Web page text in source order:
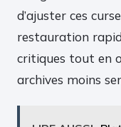
d’ajuster ces
restauration
critiques tout en
archives moins